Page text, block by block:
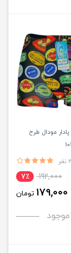
مودال طرح
192,000 7٪
179,000 تومان